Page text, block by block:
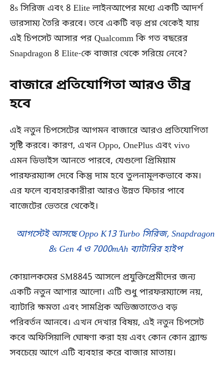
8s সিরিজ এবং 8 Elite লাইনআপের মধ্যে একটি আদর্শ
ভারসাম্য তৈরি করবে। তবে একটি বড় প্রশ্ন থেকেই যায়
এই চিপসেট আসার পর Qualcomm কি গত বছরের
Snapdragon 8 Elite-কে বাজার থেকে সরিয়ে নেবে?
বাজারে প্রতিযোগিতা আরও তীব্র
হবে
এই নতুন চিপসেটের আগমন বাজারে আরও প্রতিযোগিতা
সৃষ্টি করবে। কারণ, এখন Oppo, OnePlus এবং vivo
এমন ডিভাইস আনতে পারবে, যেগুলো প্রিমিয়াম
পারফরম্যান্স দেবে কিন্তু দাম হবে তুলনামূলকভাবে কম।
এর ফলে ব্যবহারকারীরা আরও উন্নত ফিচার পাবে
বাজেটের ভেতরে থেকেই।
আগস্টেই আসছে Oppo K13 Turbo সিরিজ, Snapdragon
8s Gen 4 ও 7000mAh ব্যাটারির হাইপ
কোয়ালকমের SM8845 আসলে প্রযুক্তিপ্রেমীদের জন্য
একটি নতুন আশার আলো। এটি শুধু পারফরম্যান্সে নয়,
ব্যাটারি ক্ষমতা এবং সামগ্রিক অভিজ্ঞতাতেও বড়
পরিবর্তন আনবে। এখন দেখার বিষয়, এই নতুন চিপসেট
কবে অফিসিয়ালি ঘোষণা করা হয় এবং কোন কোন ব্র্যান্ড
সবচেয়ে আগে এটি ব্যবহার করে বাজার মাতায়।